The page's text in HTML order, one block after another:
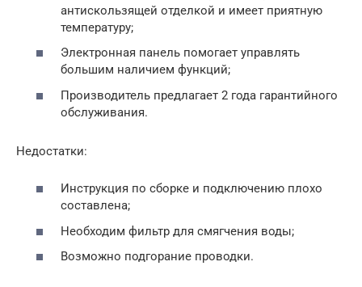
антискользящей отделкой и имеет приятную
температуру;
Электронная панель помогает управлять
большим наличием функций;
Производитель предлагает 2 года гарантийного
обслуживания.
Недостатки:
Инструкция по сборке и подключению плохо
составлена;
Необходим фильтр для смягчения воды;
Возможно подгорание проводки.